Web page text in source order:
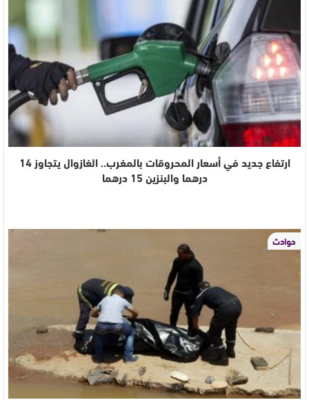
ارتفاع جديد في أسعار المحروقات بالمغرب.. الغازوال يتجاوز 14
درهما والبنزين 15 درهما
حوادث